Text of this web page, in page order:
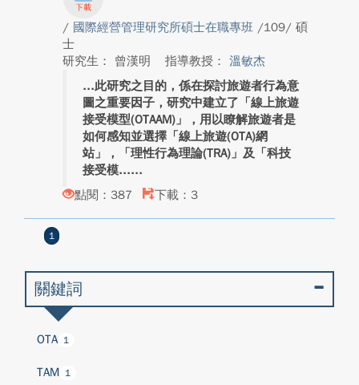
/ 國際經營管理研究所碩士在職專班 /109/ 碩
士
研究生： 曾漢明
指導教授： 溫敏杰
此研究之目的，係在探討旅遊者行為意
圖之重要因子，研究中建立了「線上旅遊
接受模型(OTAAM)」，用以瞭解旅遊者是
如何感知並選擇「線上旅遊(OTA)網
站」，「理性行為理論(TRA)」及「科技
接受模...
點閱：387
下載：3
1
關鍵詞
OTA 1
TAM 1